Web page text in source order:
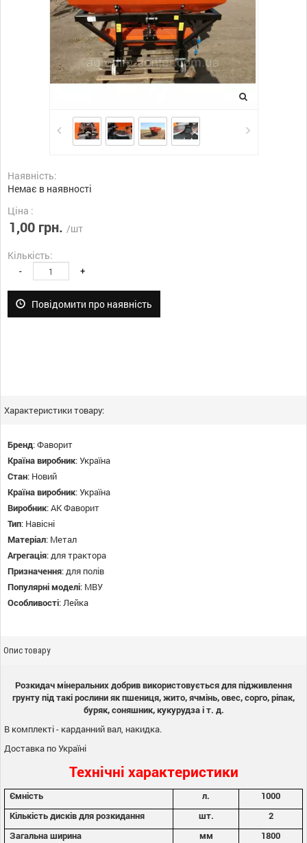
Наявність:
Немає в наявності
Ціна :
1,00 грн. /шт
Кількість:
- +
Повідомити про наявність
Характеристики товару:
Бренд:Фаворит
Країна виробник:Україна
Стан: Новий
Країна виробник:Україна
Виробник:АК Фаворит
Тип: Навісні
Матеріал: Метал
Агрегація:для трактора
Призначення:для полів
Популярні моделі: МВУ
Особливості:Лейка
Опис товару
Розкидач мінеральних добрив використовується для підживлення
грунту під такі рослини як пшениця, жито, ячмінь, овес, сорго, ріпак,
буряк, соняшник, кукурудза і т. д.
В комплекті - карданний вал, накидка.
Доставка по Україні
Технічні характеристики
Ємність л.
1000
Кількість дисків для розкидання
шт.
2
Загальна ширина
мм 1800